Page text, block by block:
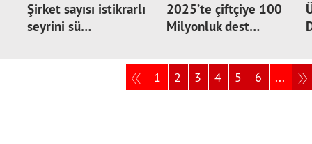
Şirket sayısı istikrarlı
seyrini sü…
2025’te çiftçiye 100
Milyonluk dest…
1 2 3 4 5 6 ...